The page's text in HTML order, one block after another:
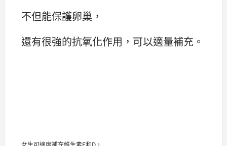
不但能保護卵巢，
還有很強的抗氧化作用，可以適量補充。